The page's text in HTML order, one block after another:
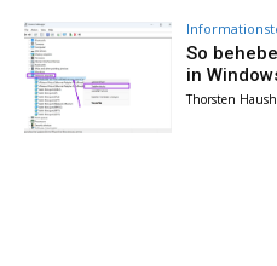
So
in
Thorsten